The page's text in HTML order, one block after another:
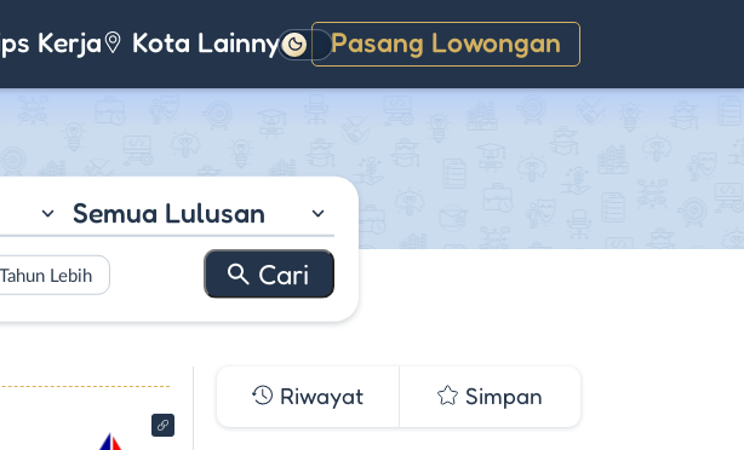
Kerja Kota Lainnya Pasang Lowongan
Gelap
Semua Lulusan
Lebih
Riwayat Simpan